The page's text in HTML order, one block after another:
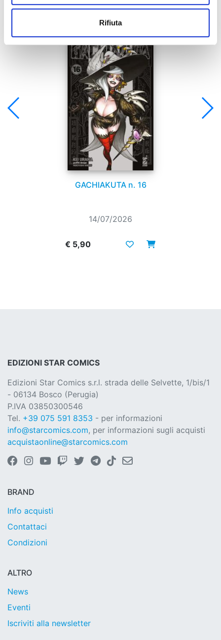
Rifiuta
Se ti è piaciuto prova anche:
GACHIAKUTA n. 16
14/07/2026
€ 5,90
EDIZIONI STAR COMICS
Edizioni Star Comics s.r.l. strada delle Selvette, 1/bis/1
- 06134 Bosco (Perugia)
P.IVA 03850300546
Tel. +39 075 591 8353 - per informazioni
info@starcomics.com, per informazioni sugli acquisti
acquistaonline@starcomics.com
BRAND
Info acquisti
Contattaci
Condizioni
ALTRO
News
Eventi
Iscriviti alla newsletter